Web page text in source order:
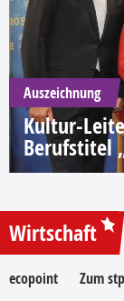
Auszeichnung
Kultur-
Berufstitel
Wirtschaft
ecopoint Zum